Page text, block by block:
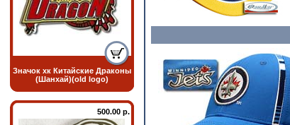
Значок хк Китайские Драконы
(Шанхай)(old logo)
500.00 р.